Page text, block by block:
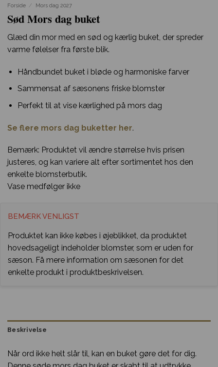
Forside / Mors dag 2027
Sød Mors dag buket
Glæd din mor med en sød og kærlig buket, der spreder
varme følelser fra første blik.
Håndbundet buket i bløde og harmoniske farver
Sammensat af sæsonens friske blomster
Perfekt til at vise kærlighed på mors dag
Se flere mors dag buketter her.
Bemærk: Produktet vil ændre størrelse hvis prisen
justeres, og kan variere alt efter sortimentet hos den
enkelte blomsterbutik.
Vase medfølger ikke
BEMÆRK VENLIGST
Produktet kan ikke købes i øjeblikket, da produktet
hovedsageligt indeholder blomster, som er uden for
sæson. Få mere information om sæsonen for det
enkelte produkt i produktbeskrivelsen.
Beskrivelse
Når ord ikke helt slår til, kan en buket gøre det for dig.